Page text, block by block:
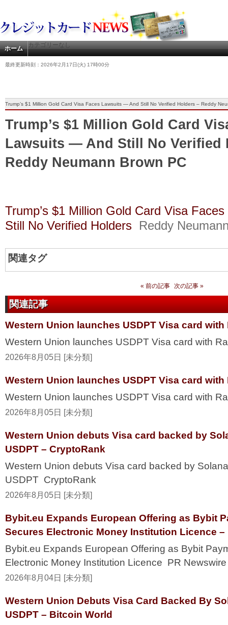
ホーム カテゴリーなし
最終更新時刻：2026年2月17日(火) 17時00分
Trump’s $1 Million Gold Card Visa Faces Lawsuits — And Still No Verified Holders – Reddy
Trump’s $1 Million Gold Card
Lawsuits — And Still No Verified
Reddy Neumann Brown PC
Trump’s $1 Million Gold Card Visa
Still No Verified Holders Reddy
関連タグ
« 前の記事 次の記事 »
関連記事
Western Union launches USDPT Visa card
Western Union launches USDPT Visa card with
2026年8月05日 [未分類]
Western Union launches USDPT Visa card with
Western Union launches USDPT Visa card with
2026年8月05日 [未分類]
Western Union debuts Visa card backed by
USDPT – CryptoRank
Western Union debuts Visa card backed by
USDPT CryptoRank
2026年8月05日 [未分類]
Bybit.eu Expands European Offering as Bybit
Secures Electronic Money Institution Licence –
Bybit.eu Expands European Offering as Bybit
Electronic Money Institution Licence PR Newswire
2026年8月04日 [未分類]
Western Union Debuts Visa Card Backed By
USDPT – Bitcoin World